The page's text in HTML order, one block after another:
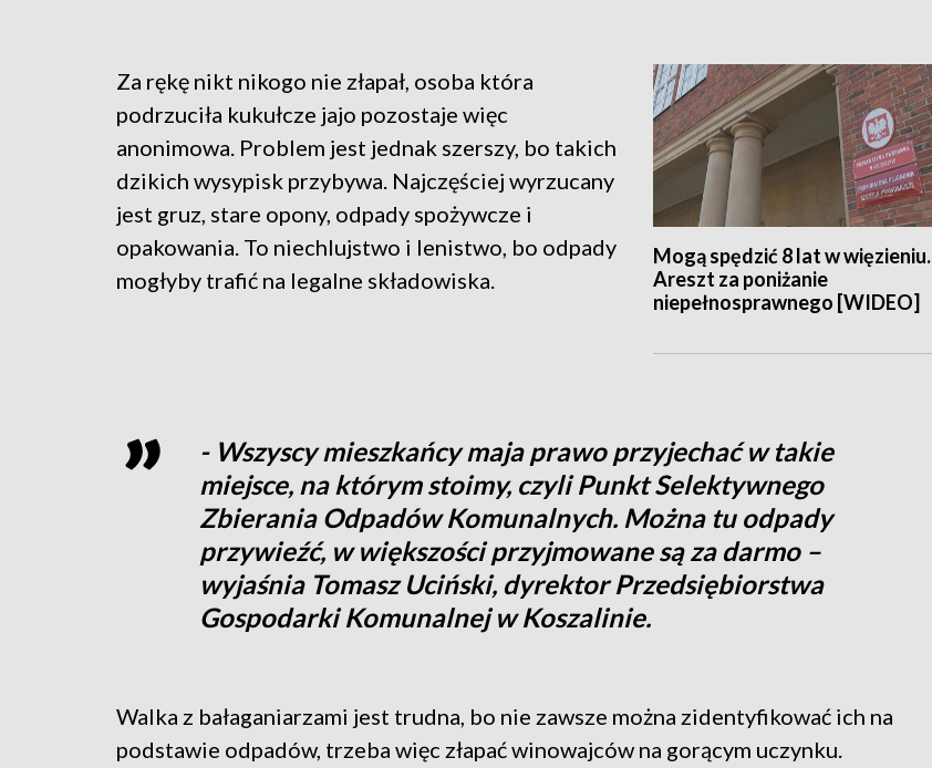
Mogą spędzić 8 lat w więzieniu.
Areszt za poniżanie
niepełnosprawnego [WIDEO]
Za rękę nikt nikogo nie złapał, osoba która
podrzuciła kukułcze jajo pozostaje więc
anonimowa. Problem jest jednak szerszy, bo takich
dzikich wysypisk przybywa. Najczęściej wyrzucany
jest gruz, stare opony, odpady spożywcze i
opakowania. To niechlujstwo i lenistwo, bo odpady
mogłyby trafić na legalne składowiska.
- Wszyscy mieszkańcy maja prawo przyjechać w takie
miejsce, na którym stoimy, czyli Punkt Selektywnego
Zbierania Odpadów Komunalnych. Można tu odpady
przywieźć, w większości przyjmowane są za darmo –
wyjaśnia Tomasz Uciński, dyrektor Przedsiębiorstwa
Gospodarki Komunalnej w Koszalinie.
Walka z bałaganiarzami jest trudna, bo nie zawsze można zidentyfikować ich na
podstawie odpadów, trzeba więc złapać winowajców na gorącym uczynku.